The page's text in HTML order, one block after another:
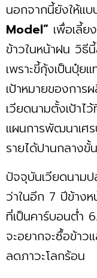
นอกจากนี้ยังให้แ
Model” เพื่อเลี้
ข้าวในหน้าฝน วิธี
เพราะขี้กุ้งเป็นปุ๋ย
เป้าหมายของการ
เวียดนามตั้งเป้าไ
แผนการพัฒนาเศร
รายได้ปานกลาง
ปัจจุบันเวียดนาม
ว่าในอีก 7 ปีข้าง
ที่เป็นคาร์บอนต่ำ
จะอยากจะซื้อข้าว
ลดภาวะโลกร้อน